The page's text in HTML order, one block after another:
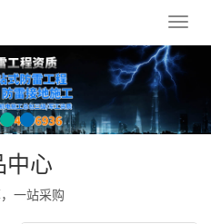
导
菜
中心
一站采购